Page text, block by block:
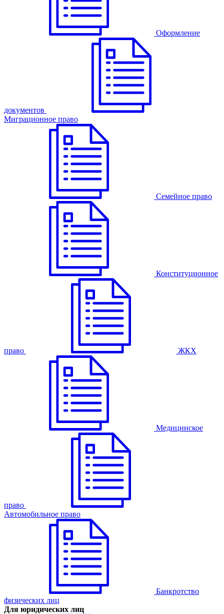
Оформление
документов
Миграционное право
Семейное право
Конституционное
право ЖКХ
Медицинское
право
Автомобильное право
Банкротство
физических лиц
Для юридических лиц